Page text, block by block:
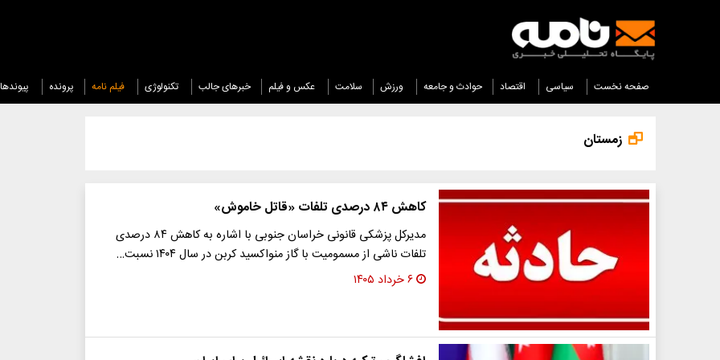
صفحه نخست سیاسی اقتصاد حوادث و جامعه ورزش سلامت عکس و فیلم خبرهای جالب تکنولوژی فیلم نامه پرونده پیوندها
زمستان
کاهش ۸۴ درصدی تلفات «قاتل خاموش»
مدیرکل پزشکی قانونی خراسان جنوبی با اشاره به کاهش ۸۴ درصدی
تلفات ناشی از مسمومیت با گاز منواکسید کربن در سال ۱۴۰۴ نسبت…
۶ خرداد ۱۴۰۵